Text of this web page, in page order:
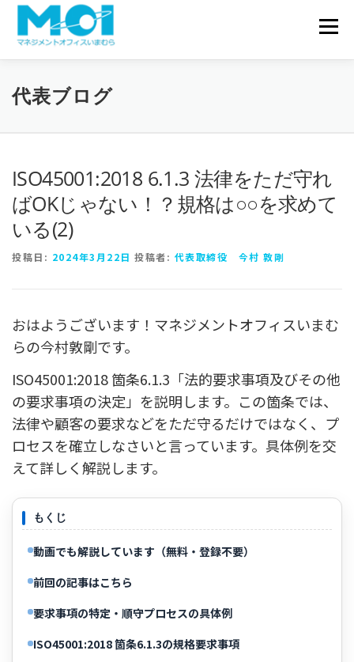
コンテンツへスキップ
メニ
代表ブログ
ISO45001:2018 6.1.3 法律をただ守れ
ばOKじゃない！？規格は○○を求めて
いる(2)
投稿日: 2024年3月22日 投稿者: 代表取締役 今村 敦剛
おはようございます！マネジメントオフィスいまむ
らの今村敦剛です。
ISO45001:2018 箇条6.1.3「法的要求事項及びその他
の要求事項の決定」を説明します。この箇条では、
法律や顧客の要求などをただ守るだけではなく、プ
ロセスを確立しなさいと言っています。具体例を交
えて詳しく解説します。
もくじ
動画でも解説しています（無料・登録不要）
前回の記事はこちら
要求事項の特定・順守プロセスの具体例
ISO45001:2018 箇条6.1.3の規格要求事項